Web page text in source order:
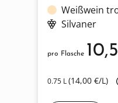
Weißwein
Silvaner
0.75 L(14,00 €/L)
pro Flasche